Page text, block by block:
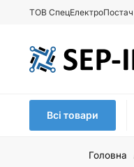
ТОВ СпецЕлектроПостач
Всі товари
Головна